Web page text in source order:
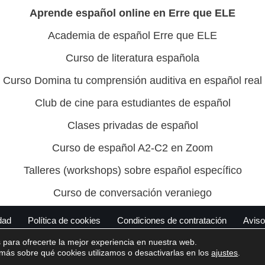
Aprende español online en Erre que ELE
Academia de español Erre que ELE
Curso de literatura española
Curso Domina tu comprensión auditiva en español real
Club de cine para estudiantes de español
Clases privadas de español
Curso de español A2-C2 en Zoom
Talleres (workshops) sobre español específico
Curso de conversación veraniego
Política de cookies Condiciones de contratación
para ofrecerte la mejor experiencia en nuestra web.
sobre qué cookies utilizamos o desactivarlas en losajustes